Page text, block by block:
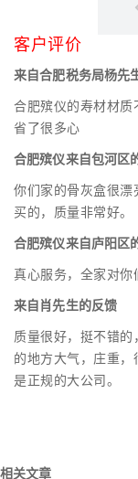
客户评价
来自合肥税务局杨先
合肥殡仪的寿材材质
省了很多心
合肥殡仪来自包河区
你们家的骨灰盒很漂
买的，质量非常好。
合肥殡仪来自庐阳区
真心服务，全家对你
来自肖先生的反馈
质量很好，挺不错的
的地方大气，庄重
是正规的大公司。
相关文章